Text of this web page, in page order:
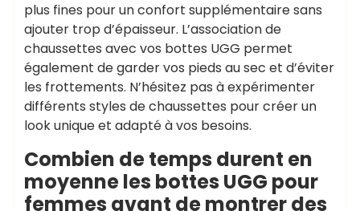
plus fines pour un confort supplémentaire sans
ajouter trop d’épaisseur. L’association de
chaussettes avec vos bottes UGG permet
également de garder vos pieds au sec et d’éviter
les frottements. N’hésitez pas à expérimenter
différents styles de chaussettes pour créer un
look unique et adapté à vos besoins.
Combien de temps durent en
moyenne les bottes UGG pour
femmes avant de montrer des